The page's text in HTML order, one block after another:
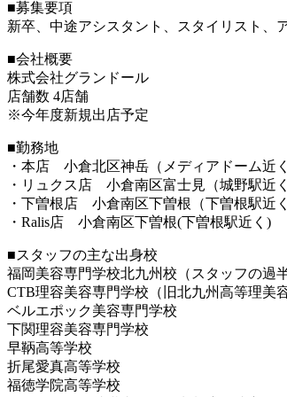
■募集要項
新卒、中途アシスタント、スタイリスト、
■会社概要
株式会社グランドール
店舗数 4店舗
※今年度新規出店予定
■勤務地
・本店 小倉北区神岳（メディアドーム近く
・リュクス店 小倉南区富士見（城野駅近く
・下曽根店 小倉南区下曽根（下曽根駅近く
・Ralis店 小倉南区下曽根(下曽根駅近く)
■スタッフの主な出身校
福岡美容専門学校北九州校（スタッフの過
CTB理容美容専門学校（旧北九州高等理美
ベルエポック美容専門学校
下関理容美容専門学校
早鞆高等学校
折尾愛真高等学校
福徳学院高等学校